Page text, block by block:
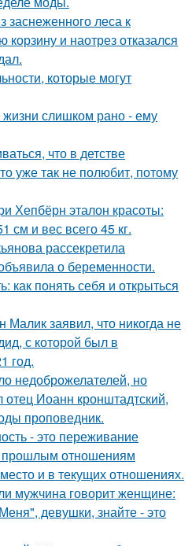
заснеженного леса к
и наотрез отказался
которые могут
слишком рано - ему
что в детстве
уже так не полюбит, потому
Хепбёрн эталон красоты:
см и вес всего 45 кг.
рассекретила
о беременности.
как понять себя и открыться
заявил, что никогда не
с которой был в
год.
недоброжелателей, но
Иоанн кронштадтский,
проповедник.
- это переживание
прошлым отношениям
и в текущих отношениях.
мужчина говорит женщине:
девушки, знайте - это